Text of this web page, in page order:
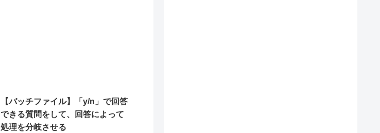
【バッチファイル】「y/n」で回答
できる質問をして、回答によって
処理を分岐させる